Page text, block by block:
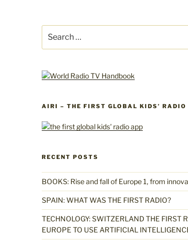
for:
AIRI – THE FIRST GLOBAL KIDS’ RADIO
RECENT POSTS
BOOKS: Rise and fall of Europe 1, from
SPAIN: WHAT WAS THE FIRST RADIO?
TECHNOLOGY: SWITZERLAND THE FIRST
EUROPE TO USE ARTIFICIAL